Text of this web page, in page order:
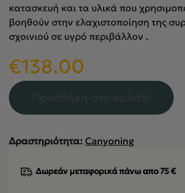
κατασκευή και τα υλικά που
βοηθούν στην ελαχιστοποίηση της
σχοινιού σε υγρό περιβάλλον .
€138.00
Δραστηριότητα: Canyoning
Δωρεάν μεταφορικά πάνω απο 75 €